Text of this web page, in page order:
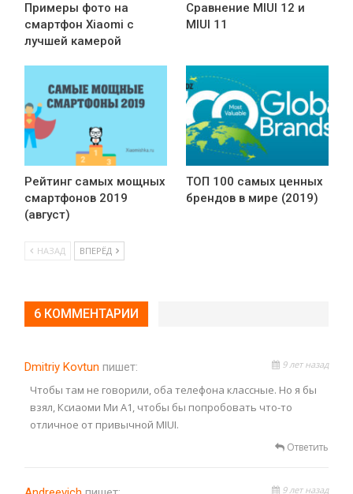
Примеры фото на
смартфон Xiaomi с
лучшей камерой
Сравнение MIUI 12 и
MIUI 11
Рейтинг самых мощных
смартфонов 2019
(август)
ТОП 100 самых ценных
брендов в мире (2019)
НАЗАД ВПЕРЁД
6 КОММЕНТАРИИ
Dmitriy Kovtun пишет: 9 лет назад
Чтобы там не говорили, оба телефона классные. Но я бы
взял, Ксиаоми Ми А1, чтобы бы попробовать что-то
отличное от привычной MIUI.
Ответить
9 лет назад